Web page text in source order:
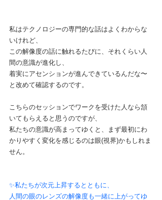
私はテクノロジーの専門的な話はよくわからな
いけれど、
この解像度の話に触れるたびに、それくらい人
間の意識が進化し、
着実にアセンションが進んできているんだな〜
と改めて確認するのです。
こちらのセッションでワークを受けた人なら頷
いてもらえると思うのですが、
私たちの意識が高まってゆくと、まず最初にわ
かりやすく変化を感じるのは眼(視界)かもしれま
せん。
✨私たちが次元上昇するとともに、
人間の眼のレンズの解像度も一緒に上がってゆ